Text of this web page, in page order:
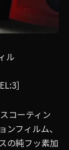
ル
］
コーティン
フィルム、
の純フッ素加